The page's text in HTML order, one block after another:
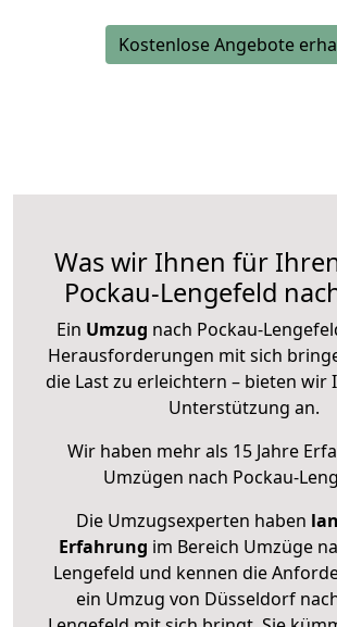
Kostenlose Angebote
Was wir Ihnen für
Pockau-Lengefeld
Ein Umzug nach Pockau-
Herausforderungen mit sich
die Last zu erleichtern – bieten wir
Unterstützung an.
Wir haben mehr als 15 Jahre
Umzügen nach Pockau-
Die Umzugsexperten haben
Erfahrung im Bereich Umzüge
Lengefeld und kennen die
ein Umzug von Düsseldorf